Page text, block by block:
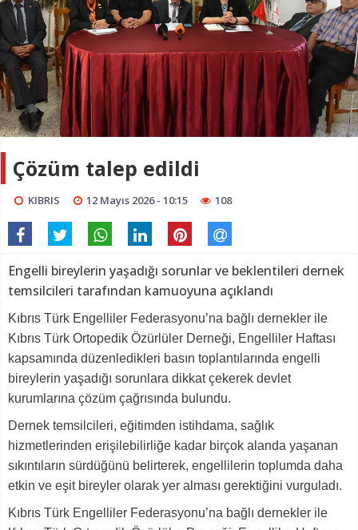
Çözüm talep edildi
KIBRIS 12 Mayıs 2026 - 10:15 108
Engelli bireylerin yaşadığı sorunlar ve beklentileri dernek
temsilcileri tarafından kamuoyuna açıklandı
Kıbrıs Türk Engelliler Federasyonu’na bağlı dernekler ile
Kıbrıs Türk Ortopedik Özürlüler Derneği, Engelliler Haftası
kapsamında düzenledikleri basın toplantılarında engelli
bireylerin yaşadığı sorunlara dikkat çekerek devlet
kurumlarına çözüm çağrısında bulundu.
Dernek temsilcileri, eğitimden istihdama, sağlık
hizmetlerinden erişilebilirliğe kadar birçok alanda yaşanan
sıkıntıların sürdüğünü belirterek, engellilerin toplumda daha
etkin ve eşit bireyler olarak yer alması gerektiğini vurguladı.
Kıbrıs Türk Engelliler Federasyonu’na bağlı dernekler ile